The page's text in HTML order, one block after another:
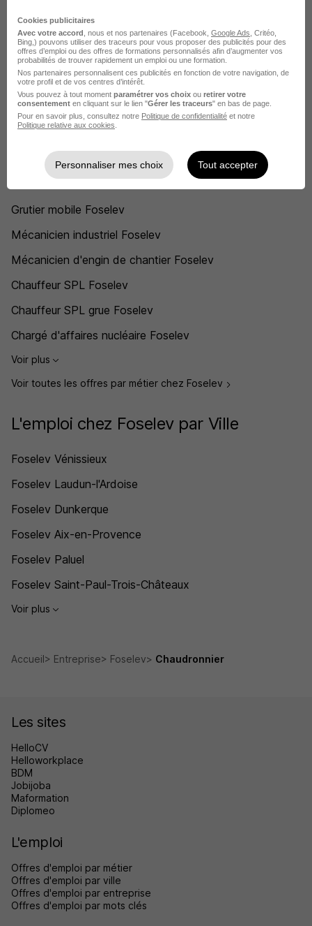
Foselev Tuyauteur industriel
Foselev Chef de chantier tuyauterie
Foselev Chef monteur
Foselev Technicien monteur
Postuler chez Foselev par Métier
Grutier mobile Foselev
Mécanicien industriel Foselev
Mécanicien d'engin de chantier Foselev
Chauffeur SPL Foselev
Chauffeur SPL grue Foselev
Chargé d'affaires nucléaire Foselev
Voir plus
Voir toutes les offres par métier chez Foselev
L'emploi chez Foselev par Ville
Foselev Vénissieux
Foselev Laudun-l'Ardoise
Foselev Dunkerque
Foselev Aix-en-Provence
Foselev Paluel
Foselev Saint-Paul-Trois-Châteaux
Voir plus
Accueil Entreprise Foselev Chaudronnier
Les sites
HelloCV
Helloworkplace
BDM
Jobijoba
Maformation
Diplomeo
L'emploi
Offres d'emploi par métier
Offres d'emploi par ville
Offres d'emploi par entreprise
Offres d'emploi par mots clés
Cookies publicitaires
Avec votre accord , nous et nos partenaires (Facebook, Google Ads , Critéo,
Bing,) pouvons utiliser des traceurs pour vous proposer des publicités pour des
offres d’emploi ou des offres de formations personnalisés afin d’augmenter vos
probabilités de trouver rapidement un emploi ou une formation.
Nos partenaires personnalisent ces publicités en fonction de votre navigation, de
votre profil et de vos centres d’intérêt.
Vous pouvez à tout moment paramétrer vos choix ou retirer votre
consentement en cliquant sur le lien "Gérer les traceurs" en bas de page.
Pour en savoir plus, consultez notre Politique de confidentialité et notre
Politique relative aux cookies
Personnaliser mes choix Tout accepter